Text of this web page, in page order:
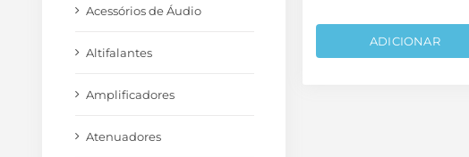
Acessórios de Áudio
Altifalantes
Amplificadores
Atenuadores
ADICIONAR